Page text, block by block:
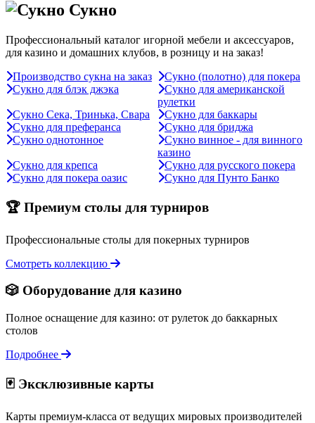
Сукно
Профессиональный каталог игорной мебели и аксессуаров,
для казино и домашних клубов, в розницу и на заказ!
Производство сукна на заказ
Сукно (полотно) для покера
Сукно для блэк джэка
Сукно для американской
рулетки
Сукно Сека, Тринька, Свара
Сукно для баккары
Сукно для преферанса
Сукно для бриджа
Сукно однотонное
Сукно винное - для винного
казино
Сукно для крепса
Сукно для русского покера
Сукно для покера оазис
Сукно для Пунто Банко
🏆 Премиум столы для турниров
Профессиональные столы для покерных турниров
Смотреть коллекцию
🎲 Оборудование для казино
Полное оснащение для казино: от рулеток до баккарных
столов
Подробнее
🃏 Эксклюзивные карты
Карты премиум-класса от ведущих мировых производителей